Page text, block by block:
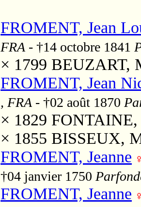
FROMENT, Jean
FRA - †14 octobre 1841
× 1799 BEUZART,
FROMENT, Jean
, FRA - †02 août 1870
× 1829 FONTAINE,
× 1855 BISSEUX,
FROMENT, Jeanne
†04 janvier 1750
FROMENT, Jeanne